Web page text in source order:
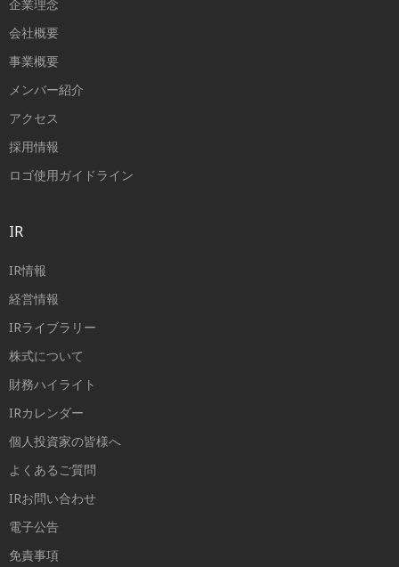
企業理念
会社概要
事業概要
メンバー紹介
アクセス
採用情報
ロゴ使用ガイドライン
IR
IR情報
経営情報
IRライブラリー
株式について
財務ハイライト
IRカレンダー
個人投資家の皆様へ
よくあるご質問
IRお問い合わせ
電子公告
免責事項